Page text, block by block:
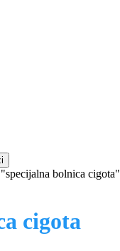
bolnica cigota"
cigota